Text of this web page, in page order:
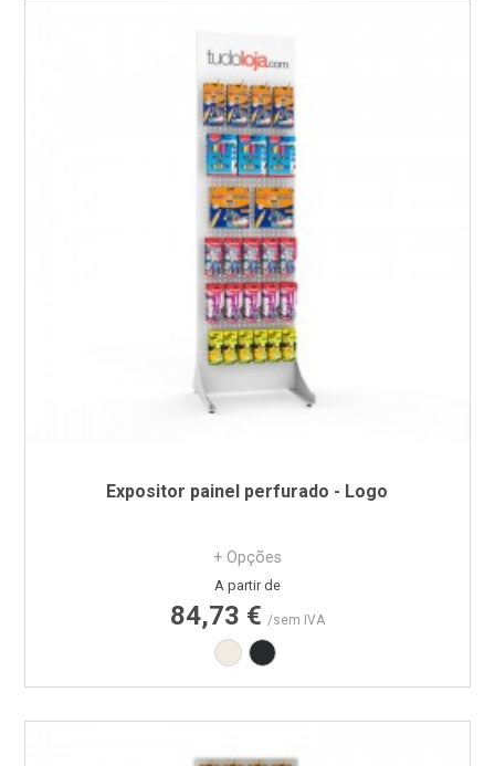
Expositor painel perfurado - Logo
+ Opções
Preço
A partir de
84,73 € /sem IVA
Branco RAL9010
Preto RAL9005